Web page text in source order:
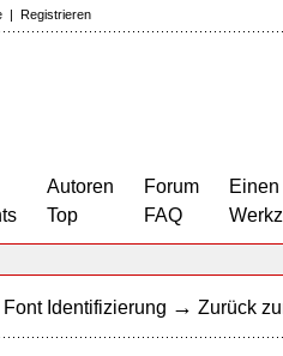
| Registrieren
Autoren
Top
Forum
FAQ
Font Identifizierung → Zurück